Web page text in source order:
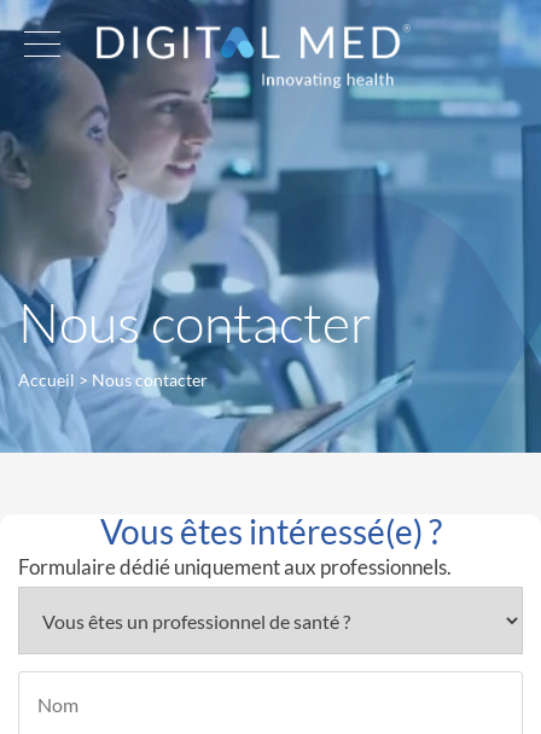
Nous contacter
Accueil > Nous contacter
Vous êtes intéressé(e) ?
Formulaire dédié uniquement aux professionnels.